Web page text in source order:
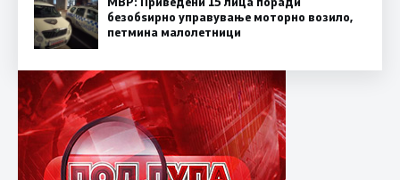
безобѕирно управување моторно возило,
петмина малолетници